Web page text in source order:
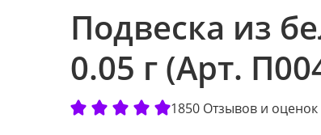
Подвеска из
0.05 г (Арт.
1850 Отзывов и оценок